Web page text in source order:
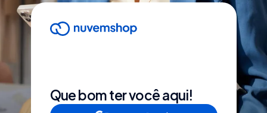
Que bom ter você aqui!